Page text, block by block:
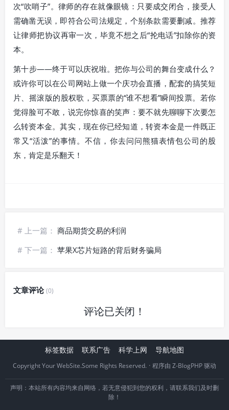
次“吹哨子”。律师的存在就像眼镜：只要成交闭合，接受人
需确凿无误，即符合公司法规定，个别条款需要删减。推荐
让律师把协议再审一次，毕竟不想之后“抡电话”扣除你的资
本。
第十步——终于可以庆祝啦。把你与公司的舞台变成什么？
或许你可以在公司网站上做一个庆功会直播，配套的搞笑短
片、摇滚版的股权歌，买票票的“谁不想看”瞬间投票。若你
觉得脸可不敢，说完你惊喜的笑声：要不就先聊聊下次要怎
么转资本金。其实，现在你已经知道，转资本金是一件既正
常又“活泼”的事情。不信，你去问问熊猫表情包公司的股
东，肯定是乐翻天！
# 上一篇： 商品期货交易的利润
# 下一篇： 苹果X芯片短路的背后财务骗局
文章评论(0)
评论已关闭！
标签数据 联系广告 科学上网 导航地图
Copyright Your WebSite.Some Rights Reserved. · 程序由 Z-BlogPHP驱动
声明：本站所有内容均来自网络，若无意侵犯到您的权利，请联系我们及时删
除！